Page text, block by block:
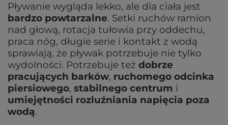
Pływanie wygląda lekko, ale dla ciała jest
bardzo powtarzalne. Setki ruchów ramion
nad głową, rotacja tułowia przy oddechu,
praca nóg, długie serie i kontakt z wodą
sprawiają, że pływak potrzebuje nie tylko
wydolności. Potrzebuje też dobrze
pracujących barków, ruchomego odcinka
piersiowego, stabilnego centrum i
umiejętności rozluźniania napięcia poza
wodą.